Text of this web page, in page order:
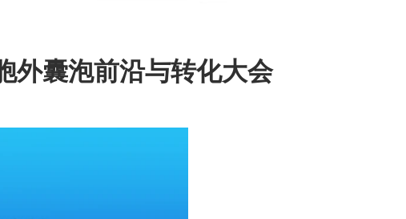
外囊泡前沿与转化大会